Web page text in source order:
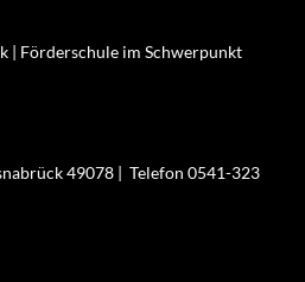
| Förderschule im Schwerpunkt
49078 | Telefon 0541-323